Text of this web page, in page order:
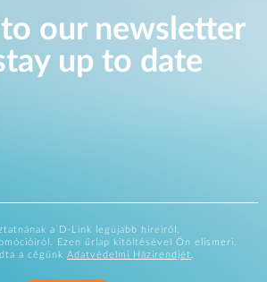
our newsletter
up to date
a D-Link legújabb híreiről,
Ezen űrlap kitöltésével Ön elismeri,
a cégünk Adatvédelmi Házirendjét.